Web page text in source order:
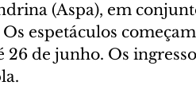
(Aspa), em
espetáculos
de junho. Os